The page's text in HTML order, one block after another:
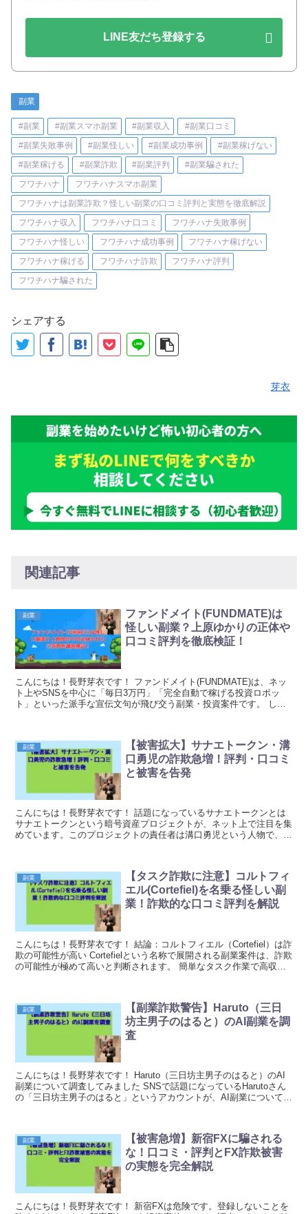
LINE友だち登録する
副業
#副業 #副業スマホ副業 #副業収入
#副業口コミ
#副業失敗事例
#副業怪しい #副業成功事例
#副業稼げない
#副業稼げる
#副業詐欺 #副業評判
#副業騙された
フワチハナ
フワチハナスマホ副業
フワチハナは副業詐欺？怪しい副業の口コミ評判と実態を徹底解説
フワチハナ収入
フワチハナ口コミ
フワチハナ失敗事例
フワチハナ怪しい
フワチハナ成功事例
フワチハナ稼げない
フワチハナ稼げる
フワチハナ詐欺
フワチハナ評判
フワチハナ騙された
シェアする
芽衣
関連記事
副業
ファンドメイト(FUNDMATE)は
怪しい副業？上原ゆかりの正体や
口コミ評判を徹底検証！
こんにちは！長野芽衣です！ ファンドメイト(FUNDMATE)は、ネッ
ト上やSNSを中心に「毎日3万円」「完全自動で稼げる投資ロボッ
ト」といった派手な宣伝文句が飛び交う副業・投資案件です。 しか
副業
【被害拡大】サナエトークン・溝
口勇児の詐欺急増！評判・口コミ
と被害を告発
こんにちは！長野芽衣です！ 話題になっているサナエトークンとは
サナエトークンという暗号資産プロジェクトが、ネット上で注目を集
めています。このプロジェクトの責任者は溝口勇児という人物で、高
副業
【タスク詐欺に注意】コルトフィ
エル(Cortefiel)を名乗る怪しい副
業！詐欺的な口コミ評判を解説
こんにちは！長野芽衣です！ 結論：コルトフィエル（Cortefiel）は詐
欺の可能性が高い Cortefielという名称で展開される副業案件は、詐欺
の可能性が極めて高いと判断されます。 簡単なタスク作業で高収入
副業
【副業詐欺警告】Haruto（三日
坊主男子のはると）のAI副業を調
査
こんにちは！長野芽衣です！ Haruto（三日坊主男子のはると）のAI
副業について調査してみました SNSで話題になっているHarutoさん
の「三日坊主男子のはると」というアカウントが、AI副業について情
副業
【被害急増】新宿FXに騙される
な！口コミ・評判とFX詐欺被害
の実態を完全解説
こんにちは！長野芽衣です！ 新宿FXは危険です。登録しないことを